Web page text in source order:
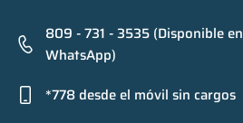
809 - 731 - 3535 (Disponible en
WhatsApp)
*778 desde el móvil sin cargos